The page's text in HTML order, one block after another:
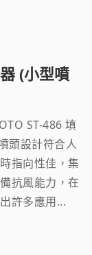
(小型噴
ST-486 填
頭設計符合人
指向性佳，集
抗風能力，在
許多應用...